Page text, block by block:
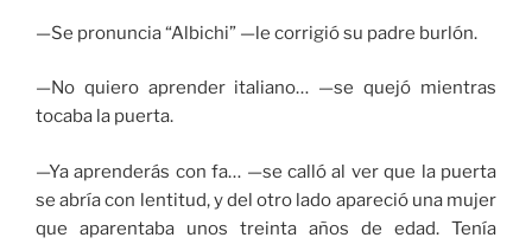
—Se pronuncia “Albichi” —le corrigió su padre burlón.
—No quiero aprender italiano… —se quejó mientras
tocaba la puerta.
—Ya aprenderás con fa… —se calló al ver que la puerta
se abría con lentitud, y del otro lado apareció una mujer
que aparentaba unos treinta años de edad. Tenía